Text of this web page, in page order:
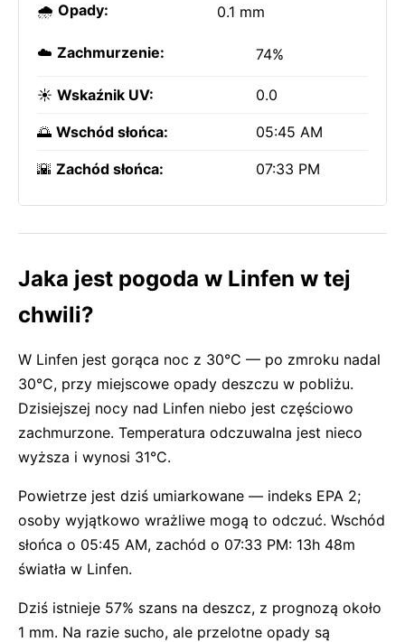
🌧️ Opady: 0.1 mm
☁️ Zachmurzenie: 74%
☀️ Wskaźnik UV: 0.0
🌅 Wschód słońca: 05:45 AM
🌇 Zachód słońca: 07:33 PM
Jaka jest pogoda w Linfen w tej
chwili?
W Linfen jest gorąca noc z 30°C — po zmroku nadal
30°C, przy miejscowe opady deszczu w pobliżu.
Dzisiejszej nocy nad Linfen niebo jest częściowo
zachmurzone. Temperatura odczuwalna jest nieco
wyższa i wynosi 31°C.
Powietrze jest dziś umiarkowane — indeks EPA 2;
osoby wyjątkowo wrażliwe mogą to odczuć. Wschód
słońca o 05:45 AM, zachód o 07:33 PM: 13h 48m
światła w Linfen.
Dziś istnieje 57% szans na deszcz, z prognozą około
1 mm. Na razie sucho, ale przelotne opady są